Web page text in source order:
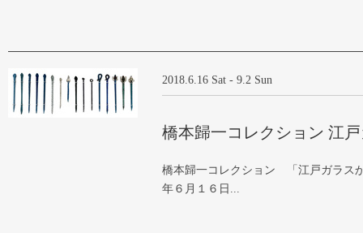
2018.6.16 Sat - 9.2 Sun
橋本歸一コレクション 江
橋本歸一コレクション 「江戸ガラス
年６月１６日...